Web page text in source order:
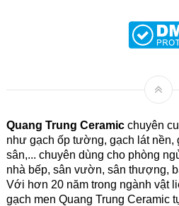
Quang Trung Ceramicchuyên
như gạch ốp tường, gạch lát nền,
sân,... chuyên dùng cho phòng
nhà bếp, sân vườn, sân thượng,
Với hơn 20 năm trong ngành vật
gạch men Quang Trung Ceramic